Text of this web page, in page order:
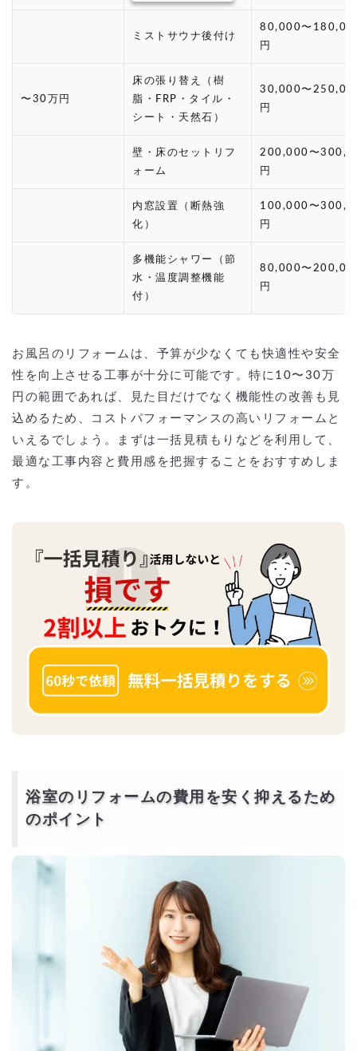
ミストサウナ後付け
80,000〜
円
〜30万円
床の張り替え（樹
脂・FRP・タイル・
シート・天然石）
30,000〜
円
壁・床のセットリフ
ォーム
200,000〜
円
内窓設置（断熱強
化）
100,000〜
円
多機能シャワー（節
水・温度調整機能
付）
80,000〜
円
お風呂のリフォームは、予算が少なくても快適性や安全
性を向上させる工事が十分に可能です。特に10〜30万
円の範囲であれば、見た目だけでなく機能性の改善も見
込めるため、コストパフォーマンスの高いリフォームと
いえるでしょう。まずは一括見積もりなどを利用して、
最適な工事内容と費用感を把握することをおすすめしま
す。
浴室のリフォームの費用を安く抑えるため
のポイント